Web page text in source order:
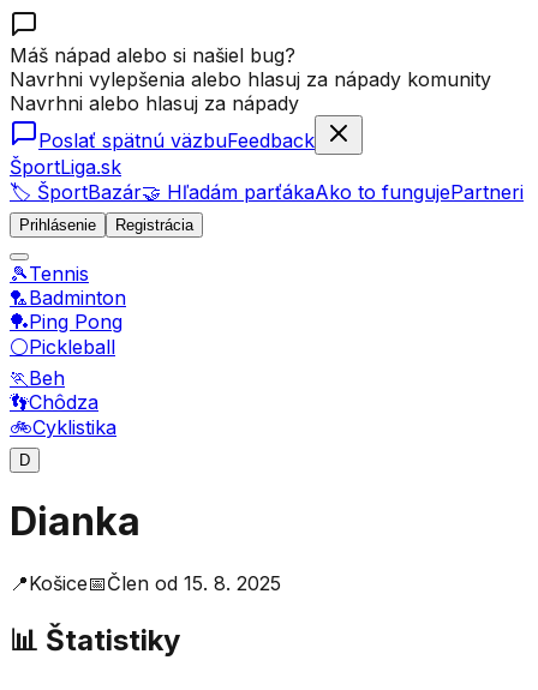
Máš nápad alebo si našiel bug?
Navrhni vylepšenia alebo hlasuj za nápady komunity
Navrhni alebo hlasuj za nápady
Poslať spätnú väzbuFeedback
ŠportLiga.sk
🏷️ ŠportBazár🤝 Hľadám parťákaAko to fungujePartneri
Prihlásenie Registrácia
🎾Tennis
🏸Badminton
🏓Ping Pong
⚪Pickleball
🏃Beh
👣Chôdza
🚲Cyklistika
D
Dianka
📍Košice📅Člen od 15. 8. 2025
📊 Štatistiky